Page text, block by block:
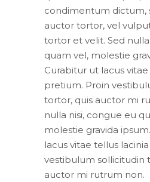
condimentum dictum,
auctor tortor, vel
tortor et velit. Sed
quam vel, molestie
Curabitur ut lacus
pretium. Proin
tortor, quis auctor mi
nulla nisi, congue eu
molestie gravida
lacus vitae tellus
vestibulum sollicitudin
auctor mi rutrum non.